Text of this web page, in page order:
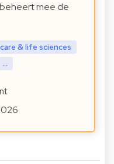
mee de
& life sciences
...